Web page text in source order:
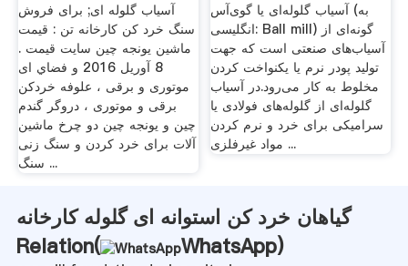
آسیاب گلوله ای; برای فروش
سنگ خرد کن کارخانه تن : قیمت
ماشین یونجه چین سایت قیمت .
8 آوريل 2016 و فضاي ای
موتوری و برقی ، علوفه خردکن
برقی و موتوری ، دروگر گندم
چین و یونجه چین دو چرخ ماشین
آلات برای خرد کردن و سنگ زنی
سنگ ...
آسیاب گلوله‌ای یا گوی‌آس (به
انگلیسی: Ball mill) گونه‌ای از
آسیاب‌های صنعتی است که جهت
تولید پودر نرم یا یکنواخت کردن
مخلوط به کار می‌رود.در آسیاب
گلوله‌ای از گلوله‌های فولادی یا
سرامیکی برای خرد و نرم کردن
مواد غیرفلزی ...
گیاهان خرد کن استوانه ای گلوله کارخانه
Relation(
WhatsApp)